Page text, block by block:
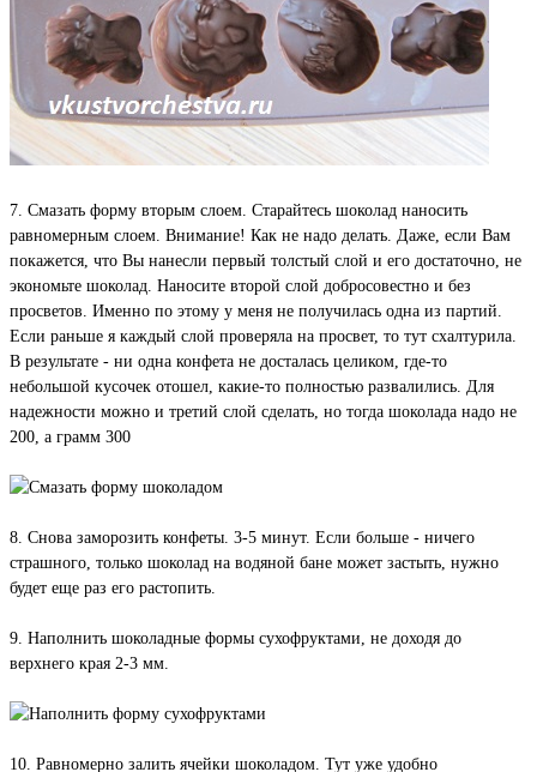
7. Смазать форму вторым слоем. Старайтесь шоколад наносить
равномерным слоем. Внимание! Как не надо делать. Даже, если Вам
покажется, что Вы нанесли первый толстый слой и его достаточно, не
экономьте шоколад. Наносите второй слой добросовестно и без
просветов. Именно по этому у меня не получилась одна из партий.
Если раньше я каждый слой проверяла на просвет, то тут схалтурила.
В результате - ни одна конфета не досталась целиком, где-то
небольшой кусочек отошел, какие-то полностью развалились. Для
надежности можно и третий слой сделать, но тогда шоколада надо не
200, а грамм 300
8. Снова заморозить конфеты. 3-5 минут. Если больше - ничего
страшного, только шоколад на водяной бане может застыть, нужно
будет еще раз его растопить.
9. Наполнить шоколадные формы сухофруктами, не доходя до
верхнего края 2-3 мм.
10. Равномерно залить ячейки шоколадом. Тут уже удобно